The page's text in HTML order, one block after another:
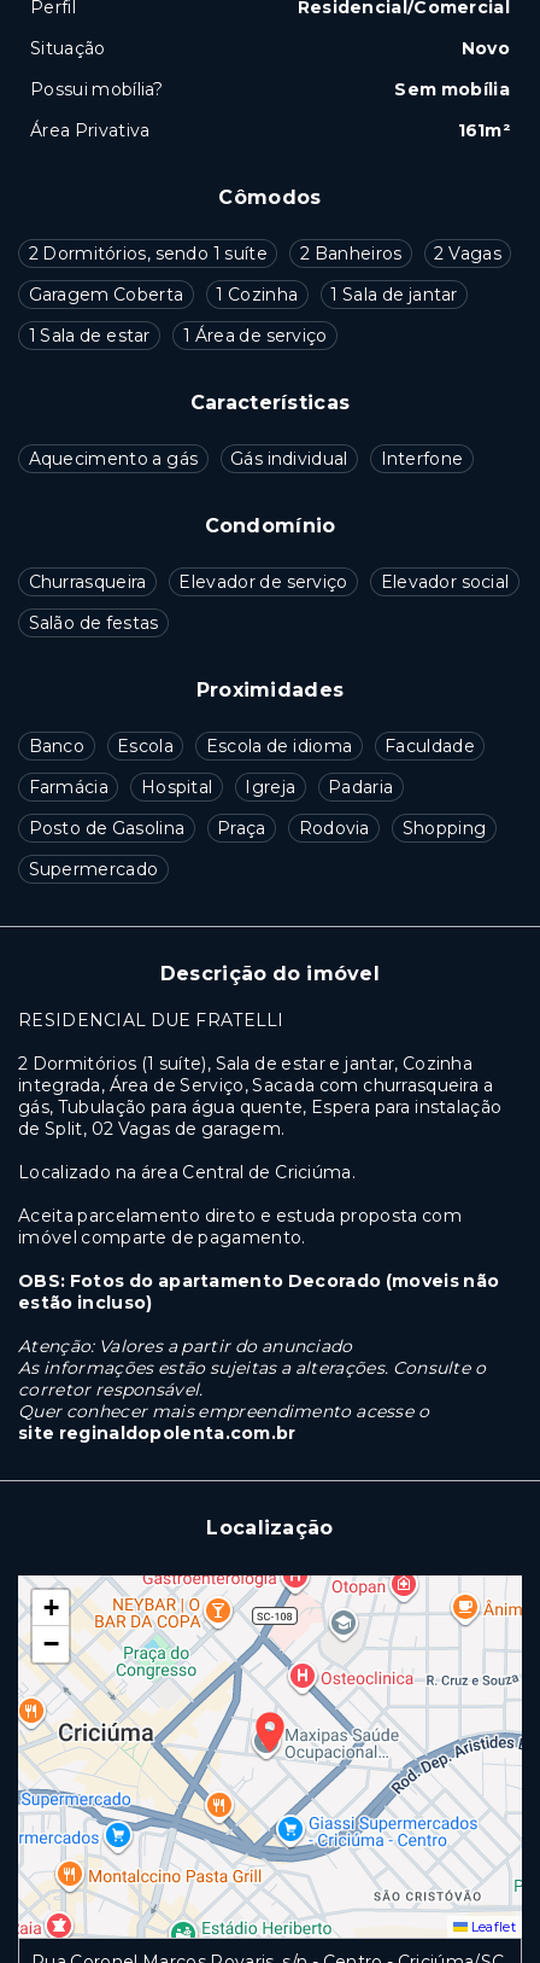
Cômodos
2 Dormitórios, sendo 1 suíte 2 Banheiros
2 Vagas
Garagem Coberta
1 Cozinha
1 Sala de jantar
1 Sala de estar
1 Área de serviço
Características
Aquecimento a gás Gás individual Interfone
Condomínio
Churrasqueira Elevador de serviço
Elevador social
Salão de festas
Proximidades
Banco Escola Escola de idioma
Faculdade
Farmácia
Hospital Igreja
Padaria
Posto de Gasolina
Praça Rodovia
Shopping
Supermercado
Descrição do imóvel
RESIDENCIAL DUE FRATELLI
2 Dormitórios (1 suíte), Sala de estar e jantar, Cozinha
integrada, Área de Serviço, Sacada com churrasqueira a
gás, Tubulação para água quente, Espera para instalação
de Split, 02 Vagas de garagem.
Localizado na área Central de Criciúma.
Aceita parcelamento direto e estuda proposta com
imóvel comparte de pagamento.
OBS: Fotos do apartamento Decorado (moveis não
estão incluso)
Atenção: Valores a partir do anunciado
As informações estão sujeitas a alterações. Consulte o
corretor responsável.
Quer conhecer mais empreendimento acesse o
site reginaldopolenta.com.br
Localização
+
−
Leaflet
Perfil
Residencial/Comercial
Situação
Novo
Possui mobília?
Sem mobília
Área Privativa
161m²